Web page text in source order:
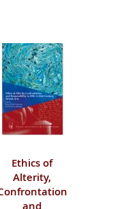
Ethics of
Alterity,
and